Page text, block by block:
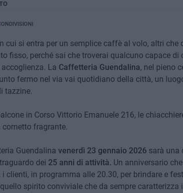
cui si entra per un semplice caffè al volo, altri che
fisso, perché sai che troverai qualcuno capace
accoglienza. La Caffetteria Guendalina, nel pieno
fermo nel via vai quotidiano della città, un
tazzine.
in Corso Vittorio Emanuele 216, le
cornetto fragrante.
Guendalina venerdì 23 gennaio 2026 sarà una
dei 25 anni di attività. Un anniversario
clienti, in programma alle 20.30, per brindare e
spirito conviviale che da sempre caratterizza